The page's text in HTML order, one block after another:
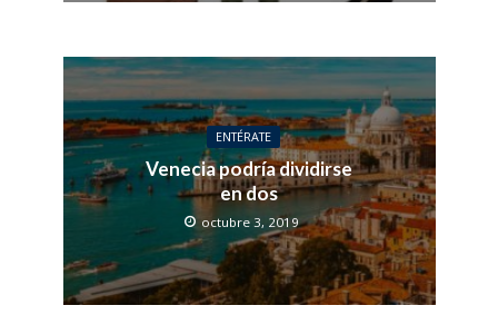
ENTÉRATE
Venecia podría dividirse
en dos
octubre 3, 2019